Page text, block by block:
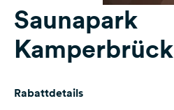
Registrieren
Einloggen
Newsletter
Saunapark
Kamperbrück
Rabattdetails